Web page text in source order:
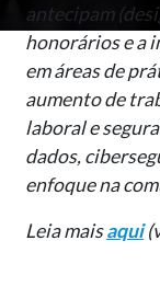
antecipam
honorários e a
em áreas de
aumento de
laboral e
dados,
enfoque na
Leia maisaqui